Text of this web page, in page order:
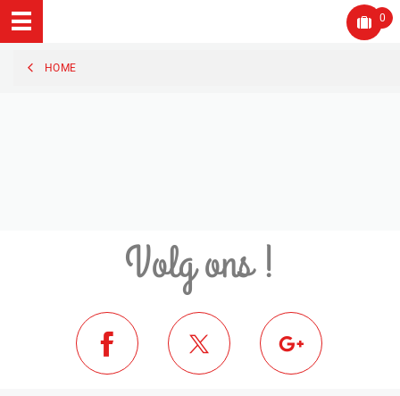
0
HOME
Volg ons !